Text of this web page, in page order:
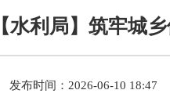
【水利局】筑牢城
发布时间：2026-06-10 18:47